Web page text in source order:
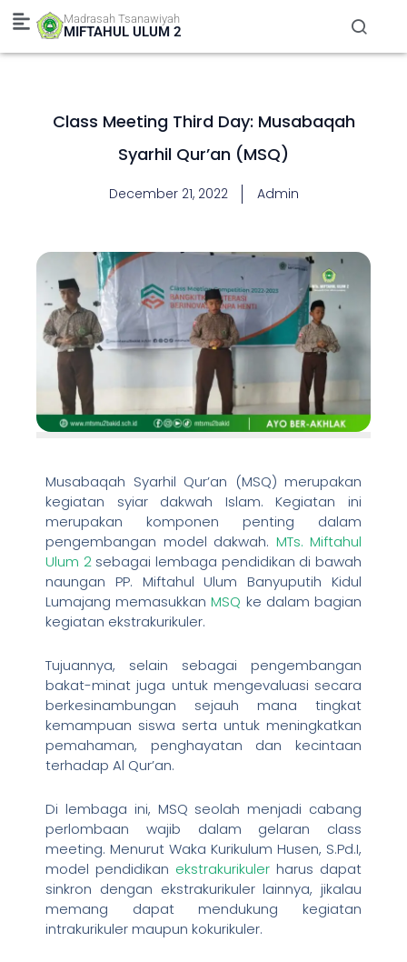
Skip
content
Madrasah Tsanawiyah
MIFTAHUL ULUM 2
Class Meeting Third Day: Musabaqah
Syarhil Qur’an (MSQ)
December 21, 2022 Admin
Musabaqah Syarhil Qur’an (MSQ) merupakan
kegiatan syiar dakwah Islam. Kegiatan ini
merupakan komponen penting dalam
pengembangan model dakwah. MTs. Miftahul
Ulum 2sebagai lembaga pendidikan di bawah
naungan PP. Miftahul Ulum Banyuputih Kidul
Lumajang memasukkanMSQ ke dalam bagian
kegiatan ekstrakurikuler.
Tujuannya, selain sebagai pengembangan
bakat-minat juga untuk mengevaluasi secara
berkesinambungan sejauh mana tingkat
kemampuan siswa serta untuk meningkatkan
pemahaman, penghayatan dan kecintaan
terhadap Al Qur’an.
Di lembaga ini, MSQ seolah menjadi cabang
perlombaan wajib dalam gelaran class
meeting. Menurut Waka Kurikulum Husen, S.Pd.I,
model pendidikan ekstrakurikuler harus dapat
sinkron dengan ekstrakurikuler lainnya, jikalau
memang dapat mendukung kegiatan
intrakurikuler maupun kokurikuler.